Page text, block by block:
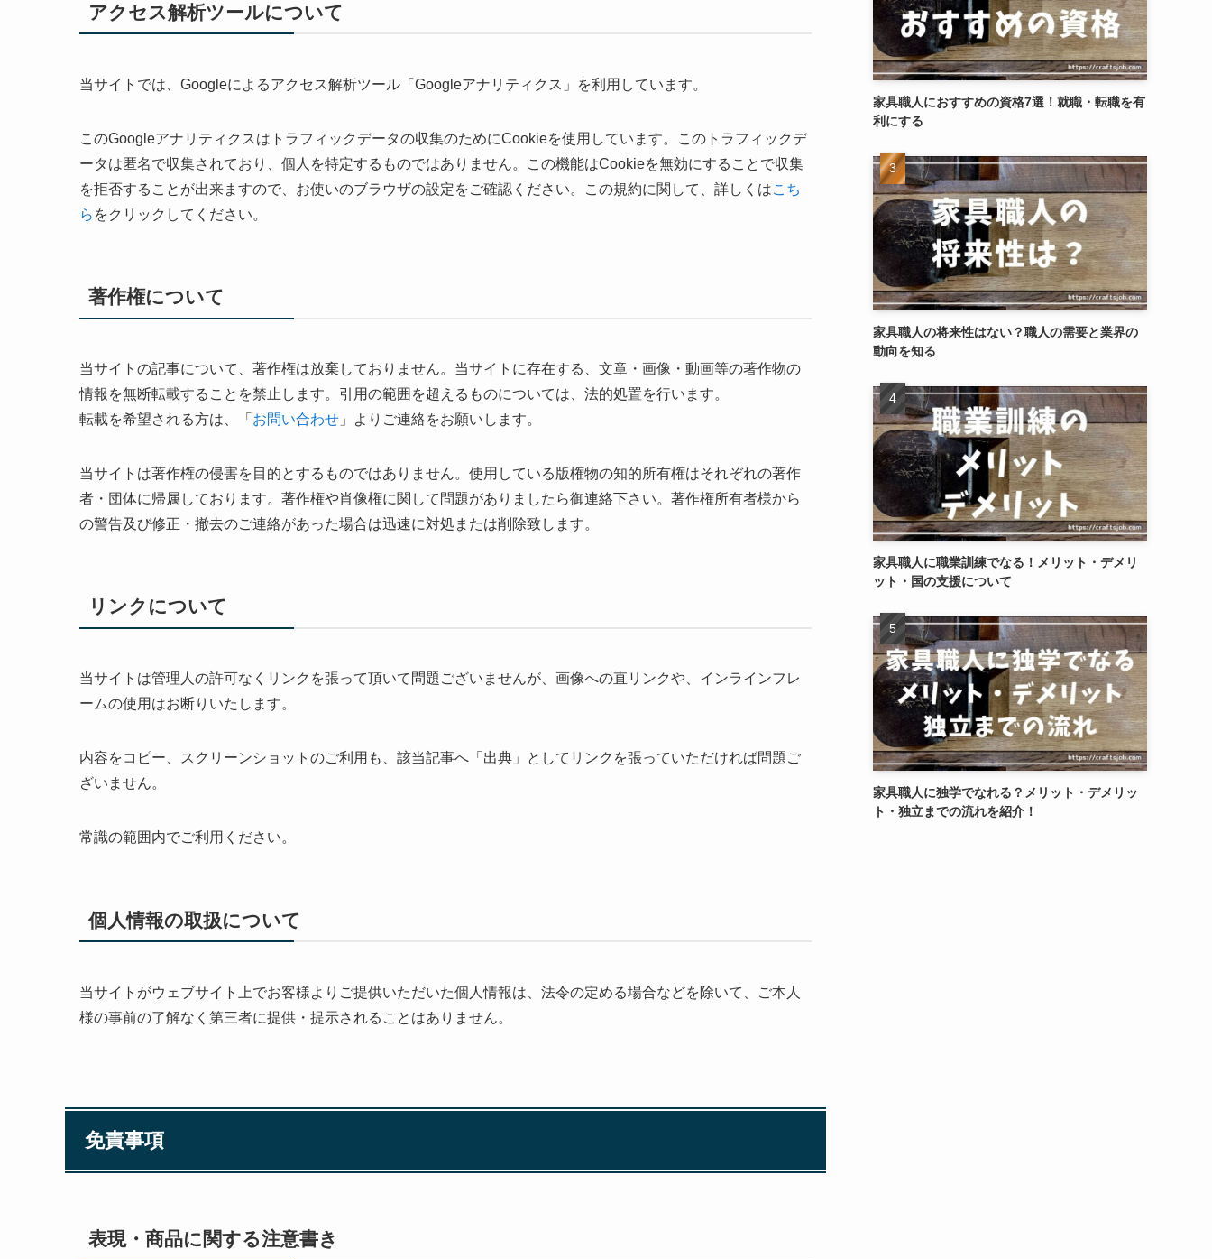
アクセス解析ツールについて
当サイトでは、Googleによるアクセス解析ツール「Googleアナリティクス」を利用しています。
このGoogleアナリティクスはトラフィックデータの収集のためにCookieを使用しています。このトラフィックデ
ータは匿名で収集されており、個人を特定するものではありません。この機能はCookieを無効にすることで収集
を拒否することが出来ますので、お使いのブラウザの設定をご確認ください。この規約に関して、詳しくはこち
ら をクリックしてください。
著作権について
当サイトの記事について、著作権は放棄しておりません。当サイトに存在する、文章・画像・動画等の著作物の
情報を無断転載することを禁止します。引用の範囲を超えるものについては、法的処置を行います。
転載を希望される方は、「 お問い合わせ 」よりご連絡をお願いします。
当サイトは著作権の侵害を目的とするものではありません。使用している版権物の知的所有権はそれぞれの著作
者・団体に帰属しております。著作権や肖像権に関して問題がありましたら御連絡下さい。著作権所有者様から
の警告及び修正・撤去のご連絡があった場合は迅速に対処または削除致します。
リンクについて
当サイトは管理人の許可なくリンクを張って頂いて問題ございませんが、画像への直リンクや、インラインフレ
ームの使用はお断りいたします。
内容をコピー、スクリーンショットのご利用も、該当記事へ「出典」としてリンクを張っていただければ問題ご
ざいません。
常識の範囲内でご利用ください。
個人情報の取扱について
当サイトがウェブサイト上でお客様よりご提供いただいた個人情報は、法令の定める場合などを除いて、ご本人
様の事前の了解なく第三者に提供・提示されることはありません。
免責事項
表現・商品に関する注意書き
家具職人におすすめの資格7選！就職・転職を有
利にする
家具職人の将来性はない？職人の需要と業界の
動向を知る
家具職人に職業訓練でなる！メリット・デメリ
ット・国の支援について
家具職人に独学でなれる？メリット・デメリッ
ト・独立までの流れを紹介！